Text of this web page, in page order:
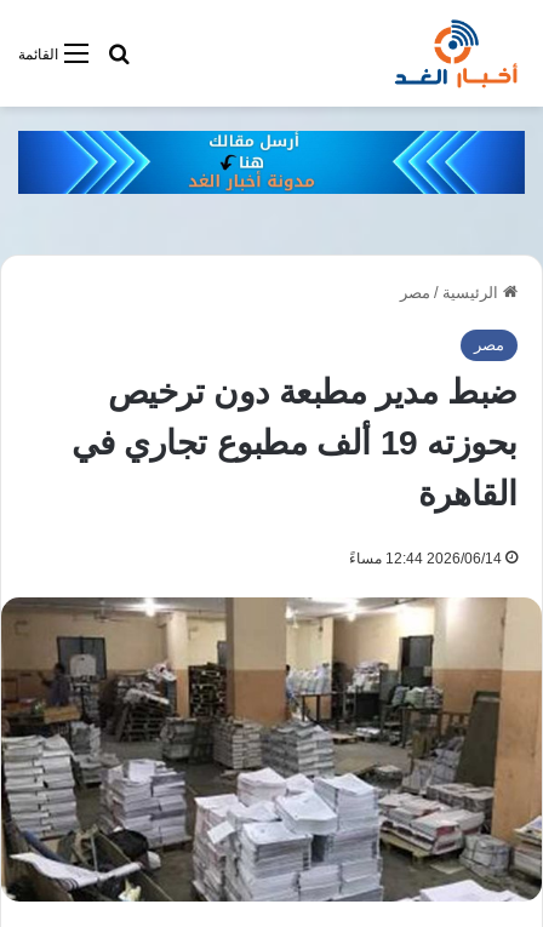
القائمةأبحت فى
الرئيسية / مصر
مصر
ضبط مدير مطبعة دون ترخيص
بحوزته 19 ألف مطبوع تجاري في
القاهرة
2026/06/14 12:44 مساءً